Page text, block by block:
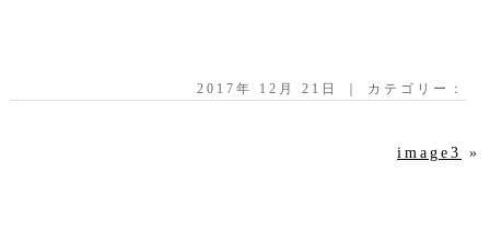
2017年 12月 21日 ｜ カテゴリー：
image3 »